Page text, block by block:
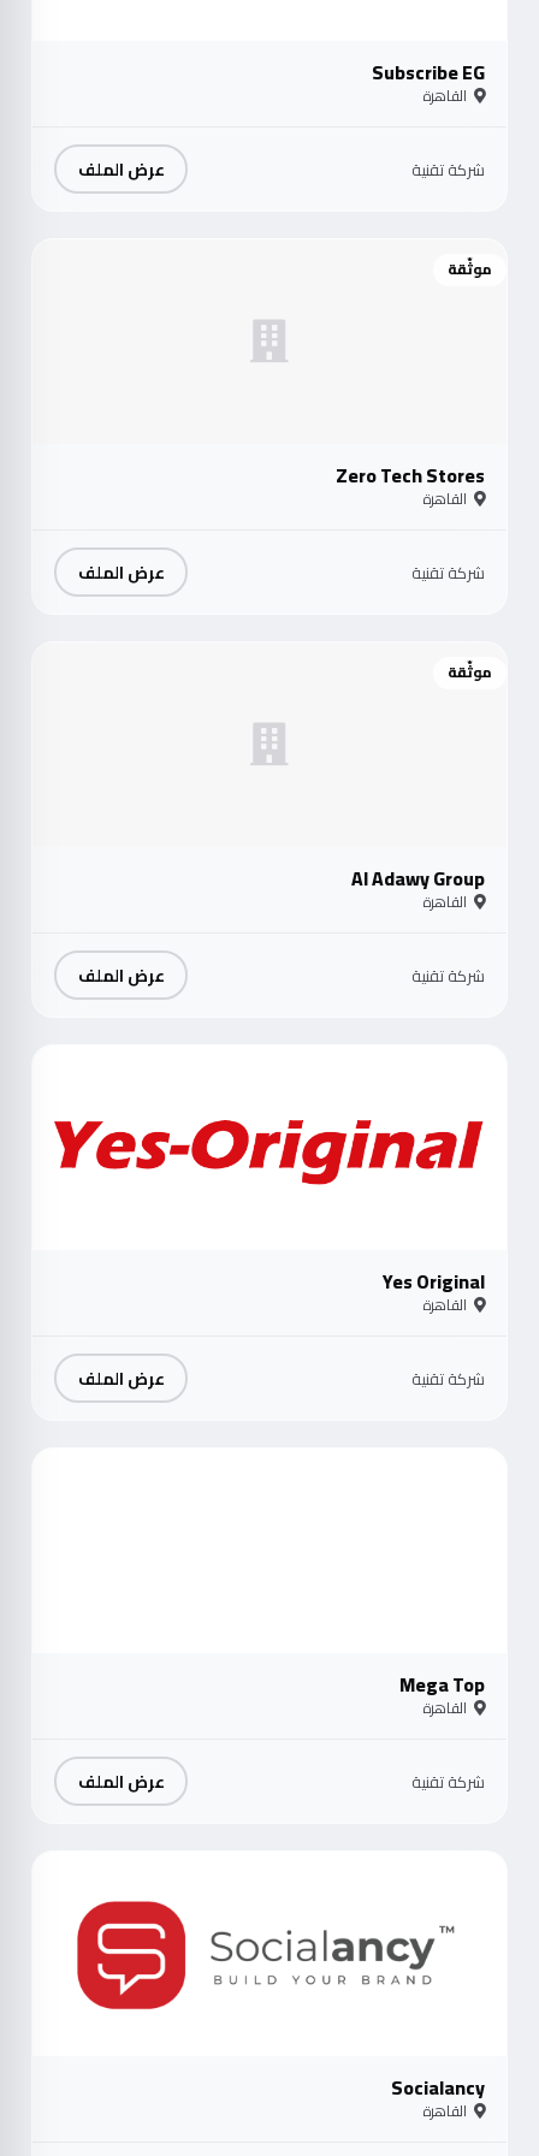
Subscribe EG
القاهرة
شركة تقنية عرض الملف
موثّقة
Zero Tech Stores
القاهرة
شركة تقنية عرض الملف
موثّقة
Al Adawy Group
القاهرة
شركة تقنية عرض الملف
Yes Original
القاهرة
شركة تقنية عرض الملف
Mega Top
القاهرة
شركة تقنية عرض الملف
Socialancy
القاهرة